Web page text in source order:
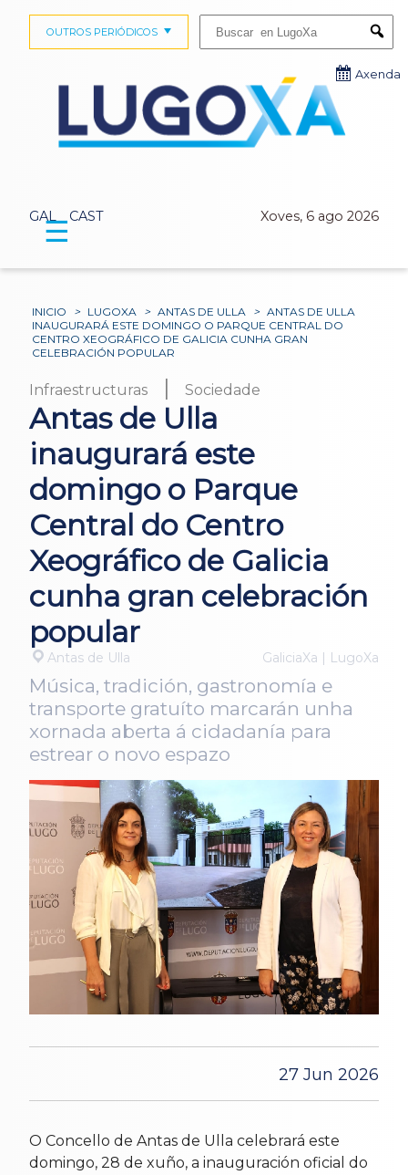
GAL CAST Xoves, 6 ago 2026
OUTROS PERIÓDICOS
Axenda
☰
INICIO > LUGOXA > ANTAS DE ULLA > ANTAS DE ULLA
INAUGURARÁ ESTE DOMINGO O PARQUE CENTRAL DO
CENTRO XEOGRÁFICO DE GALICIA CUNHA GRAN
CELEBRACIÓN POPULAR
Infraestructuras | Sociedade
Antas de Ulla
inaugurará este
domingo o Parque
Central do Centro
Xeográfico de Galicia
cunha gran celebración
popular
Antas de Ulla GaliciaXa | LugoXa
Música, tradición, gastronomía e
transporte gratuíto marcarán unha
xornada aberta á cidadanía para
estrear o novo espazo
27 Jun 2026
O Concello de Antas de Ulla celebrará este
domingo, 28 de xuño, a inauguración oficial do